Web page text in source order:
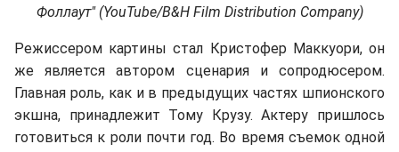
Фоллаут" (YouTube/B&H Film Distribution Company)
Режиссером картины стал Кристофер Маккуори, он
же является автором сценария и сопродюсером.
Главная роль, как и в предыдущих частях шпионского
экшна, принадлежит Тому Крузу. Актеру пришлось
готовиться к роли почти год. Во время съемок одной